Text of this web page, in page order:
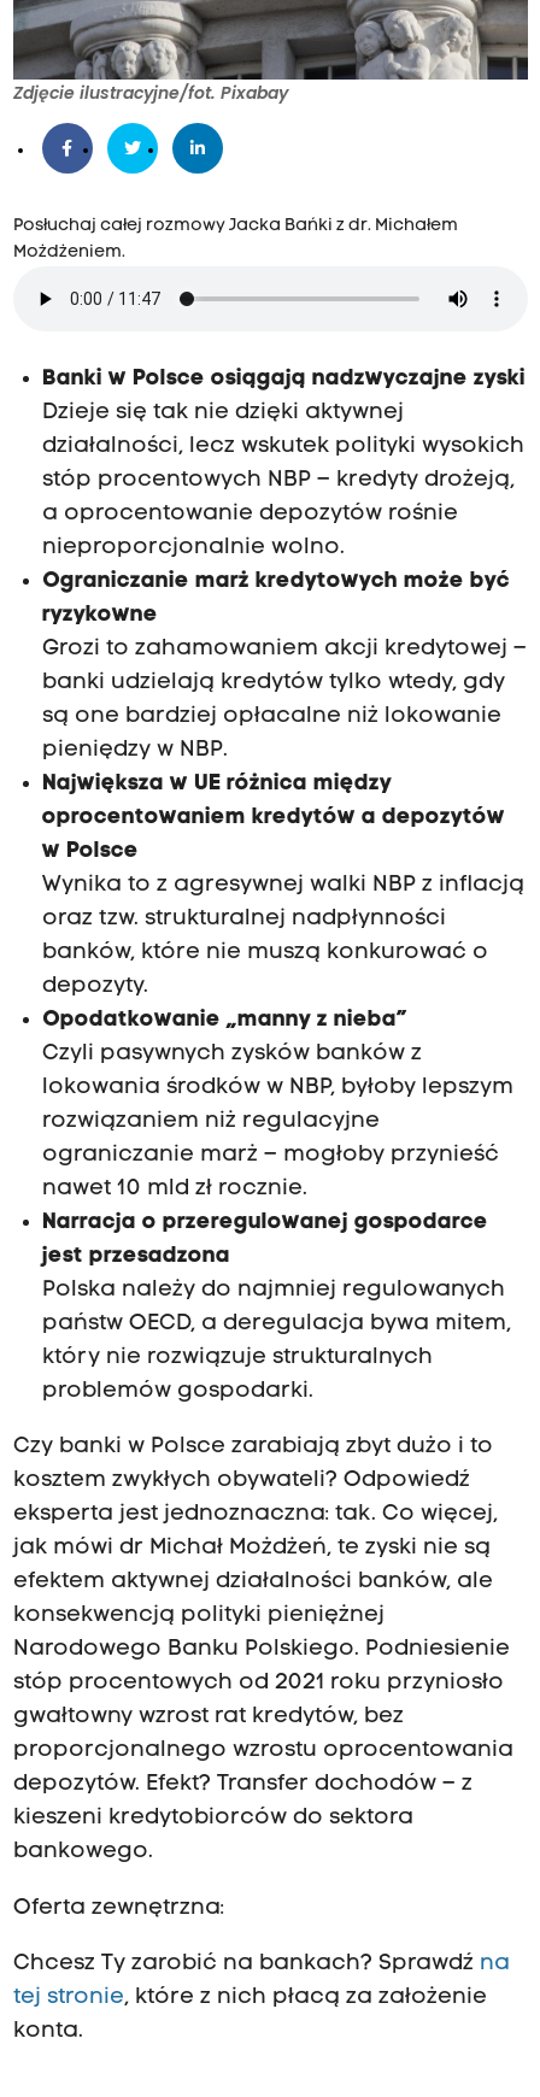
Zdjęcie ilustracyjne/fot. Pixabay
Posłuchaj całej rozmowy Jacka Bańki z dr. Michałem
Możdżeniem.
Banki w Polsce osiągają nadzwyczajne zyski
Dzieje się tak nie dzięki aktywnej
działalności, lecz wskutek polityki wysokich
stóp procentowych NBP – kredyty drożeją,
a oprocentowanie depozytów rośnie
nieproporcjonalnie wolno.
Ograniczanie marż kredytowych może być
ryzykowne
Grozi to zahamowaniem akcji kredytowej –
banki udzielają kredytów tylko wtedy, gdy
są one bardziej opłacalne niż lokowanie
pieniędzy w NBP.
Największa w UE różnica między
oprocentowaniem kredytów a depozytów
w Polsce
Wynika to z agresywnej walki NBP z inflacją
oraz tzw. strukturalnej nadpłynności
banków, które nie muszą konkurować o
depozyty.
Opodatkowanie „manny z nieba”
Czyli pasywnych zysków banków z
lokowania środków w NBP, byłoby lepszym
rozwiązaniem niż regulacyjne
ograniczanie marż – mogłoby przynieść
nawet 10 mld zł rocznie.
Narracja o przeregulowanej gospodarce
jest przesadzona
Polska należy do najmniej regulowanych
państw OECD, a deregulacja bywa mitem,
który nie rozwiązuje strukturalnych
problemów gospodarki.
Czy banki w Polsce zarabiają zbyt dużo i to
kosztem zwykłych obywateli? Odpowiedź
eksperta jest jednoznaczna: tak. Co więcej,
jak mówi dr Michał Możdżeń, te zyski nie są
efektem aktywnej działalności banków, ale
konsekwencją polityki pieniężnej
Narodowego Banku Polskiego. Podniesienie
stóp procentowych od 2021 roku przyniosło
gwałtowny wzrost rat kredytów, bez
proporcjonalnego wzrostu oprocentowania
depozytów. Efekt? Transfer dochodów – z
kieszeni kredytobiorców do sektora
bankowego.
Oferta zewnętrzna:
Chcesz Ty zarobić na bankach? Sprawdź na
tej stronie, które z nich płacą za założenie
konta.